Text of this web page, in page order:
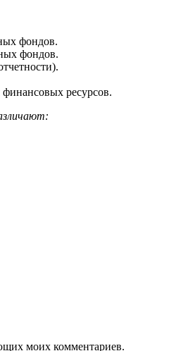
фондов.
фондов.
ресурсов.
моих комментариев.